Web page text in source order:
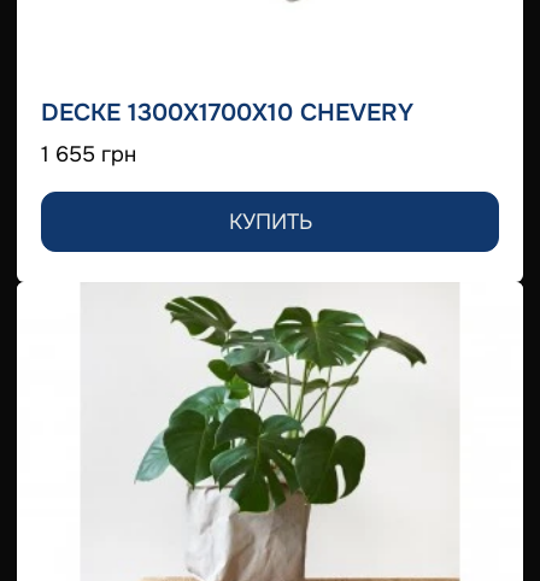
DECKE 1300X1700X10 CHEVERY
1 655 грн
КУПИТЬ